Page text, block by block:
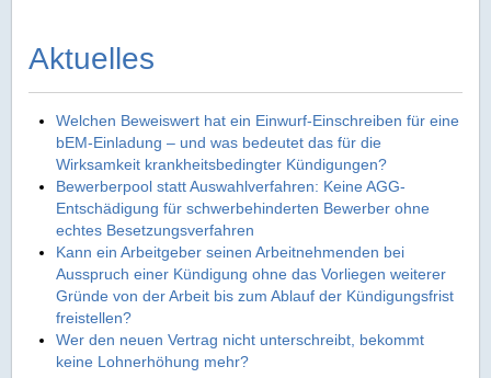
Aktuelles
Welchen Beweiswert hat ein Einwurf-Einschreiben für eine
bEM-Einladung – und was bedeutet das für die
Wirksamkeit krankheitsbedingter Kündigungen?
Bewerberpool statt Auswahlverfahren: Keine AGG-
Entschädigung für schwerbehinderten Bewerber ohne
echtes Besetzungsverfahren
Kann ein Arbeitgeber seinen Arbeitnehmenden bei
Ausspruch einer Kündigung ohne das Vorliegen weiterer
Gründe von der Arbeit bis zum Ablauf der Kündigungsfrist
freistellen?
Wer den neuen Vertrag nicht unterschreibt, bekommt
keine Lohnerhöhung mehr?